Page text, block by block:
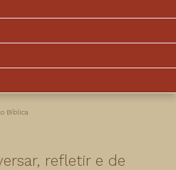
Bíblica
refletir e de